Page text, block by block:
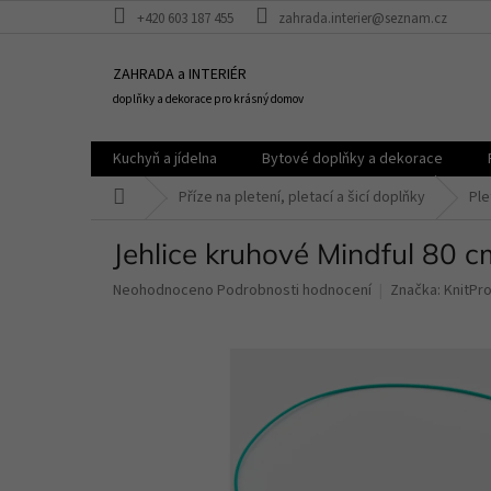
+420 603 187 455 zahrada.interier@seznam.cz
ZAHRADA a INTERIÉR
doplňky a dekorace pro krásný domov
Kuchyň a jídelna Bytové doplňky a dekorace
Příze na pletení, pletací a šicí doplňky
Jehlice kruhové Mindful 80
Průměrné
Neohodnoceno Podrobnosti hodnocení Značka: KnitPro